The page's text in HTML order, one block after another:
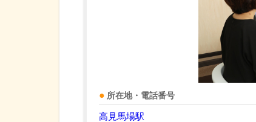
所在地・電話番号
高見馬場駅